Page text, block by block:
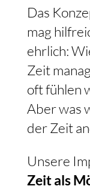
Das
mag
ehrlich:
Zeit
oft fühlen
Aber was
der Zeit
Zeit als